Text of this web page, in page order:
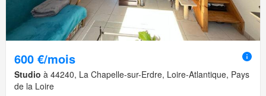
600 €/mois
Studio à 44240, La Chapelle-sur-Erdre, Loire-Atlantique, Pays
de la Loire